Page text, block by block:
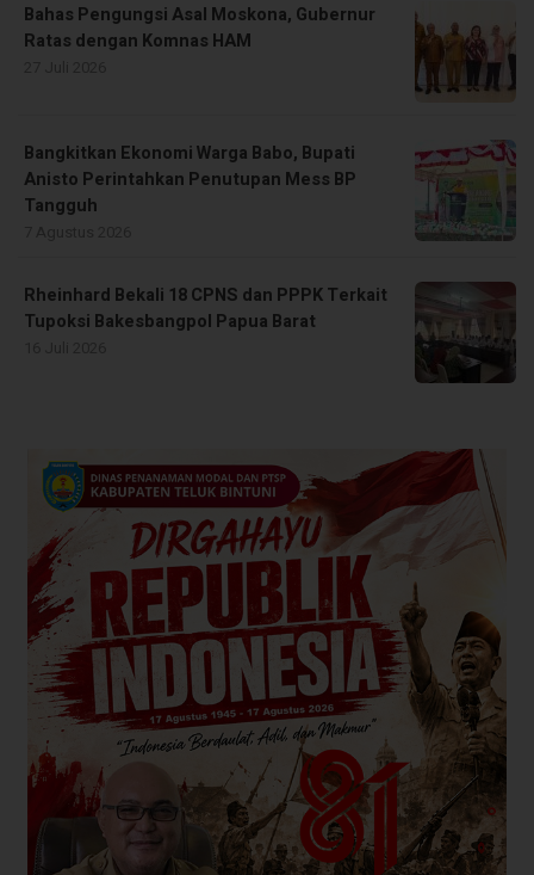
Bahas Pengungsi Asal Moskona, Gubernur
Ratas dengan Komnas HAM
Bangkitkan Ekonomi Warga Babo, Bupati
Anisto Perintahkan Penutupan Mess BP
Tangguh
Rheinhard Bekali 18 CPNS dan PPPK Terkait
Tupoksi Bakesbangpol Papua Barat